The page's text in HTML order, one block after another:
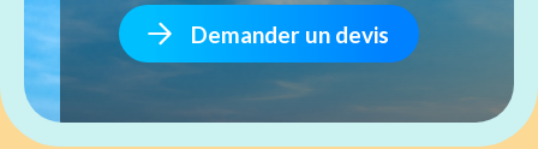
Demander un devis